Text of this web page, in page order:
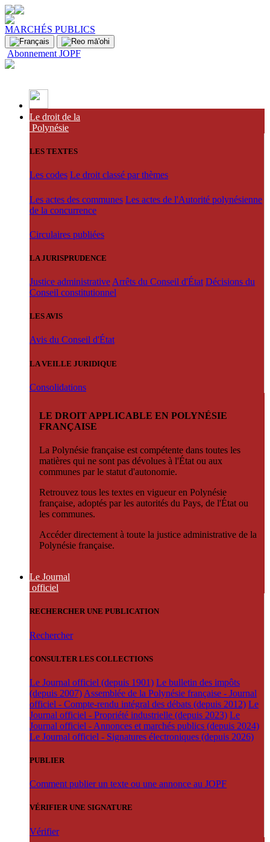
MARCHÉS PUBLICS
Abonnement JOPF
Le droit de la
Polynésie
LES TEXTES
Les codes Le droit classé par thèmes
Les actes des communes Les actes de l'Autorité polynésienne
de la concurrence
Circulaires publiées
LA JURISPRUDENCE
Justice administrative Arrêts du Conseil d'État Décisions du
Conseil constitutionnel
LES AVIS
Avis du Conseil d'État
LA VEILLE JURIDIQUE
Consolidations
LE DROIT APPLICABLE EN POLYNÉSIE
FRANÇAISE
La Polynésie française est compétente dans toutes les
matières qui ne sont pas dévolues à l'État ou aux
communes par le statut d'autonomie.
Retrouvez tous les textes en vigueur en Polynésie
française, adoptés par les autorités du Pays, de l'État ou
les communes.
Accéder directement à toute la justice administrative de la
Polynésie française.
Le Journal
officiel
RECHERCHER UNE PUBLICATION
Rechercher
CONSULTER LES COLLECTIONS
Le Journal officiel (depuis 1901) Le bulletin des impôts
(depuis 2007) Assemblée de la Polynésie française - Journal
officiel - Compte-rendu intégral des débats (depuis 2012) Le
Journal officiel - Propriété industrielle (depuis 2023) Le
Journal officiel - Annonces et marchés publics (depuis 2024)
Le Journal officiel - Signatures électroniques (depuis 2026)
PUBLIER
Comment publier un texte ou une annonce au JOPF
VÉRIFIER UNE SIGNATURE
Vérifier